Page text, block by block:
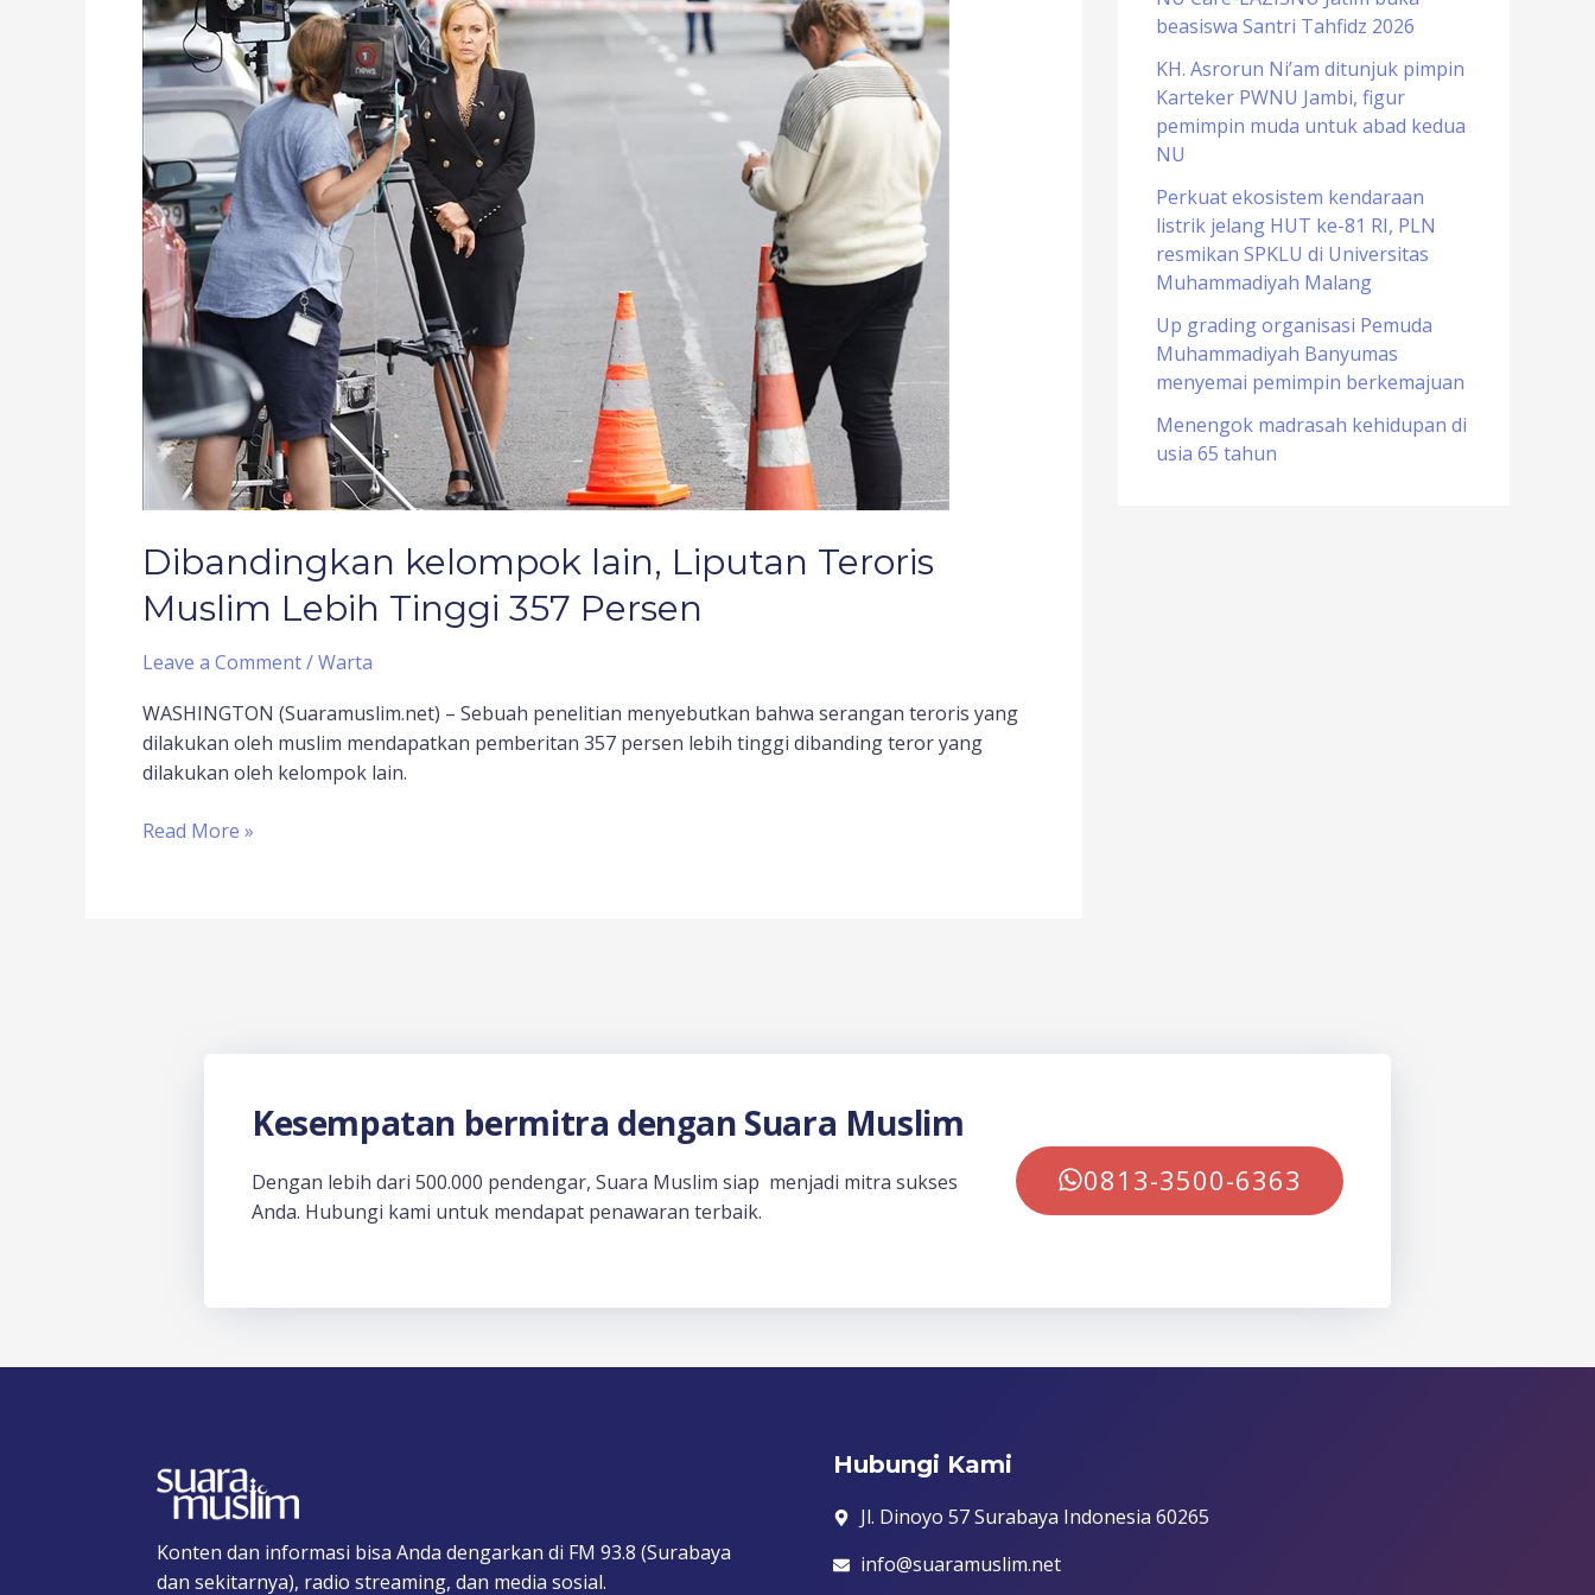
Dibandingkan kelompok lain, Liputan Teroris
Muslim Lebih Tinggi 357 Persen
Leave a Comment/Warta
WASHINGTON (Suaramuslim.net) – Sebuah penelitian menyebutkan bahwa serangan teroris yang
dilakukan oleh muslim mendapatkan pemberitan 357 persen lebih tinggi dibanding teror yang
dilakukan oleh kelompok lain.
lain,
Liputan
Teroris
Muslim
Lebih
Tinggi
357
Persen
Read More »
o
r
:
beasiswa Santri Tahfidz 2026
KH. Asrorun Ni’am ditunjuk pimpin
Karteker PWNU Jambi, figur
pemimpin muda untuk abad kedua
NU
Perkuat ekosistem kendaraan
listrik jelang HUT ke-81 RI, PLN
resmikan SPKLU di Universitas
Muhammadiyah Malang
Up grading organisasi Pemuda
Muhammadiyah Banyumas
menyemai pemimpin berkemajuan
Menengok madrasah kehidupan di
usia 65 tahun
Kesempatan bermitra dengan Suara Muslim
Dengan lebih dari 500.000 pendengar, Suara Muslim siap menjadi mitra sukses
Anda. Hubungi kami untuk mendapat penawaran terbaik.
0813-3500-6363
Konten dan informasi bisa Anda dengarkan di FM 93.8 (Surabaya
dan sekitarnya), radio streaming, dan media sosial.
Hubungi Kami
Jl. Dinoyo 57 Surabaya Indonesia 60265
info@suaramuslim.net